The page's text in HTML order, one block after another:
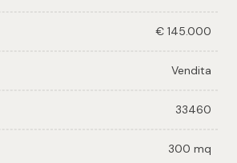
€ 145.000
Vendita
33460
300 mq